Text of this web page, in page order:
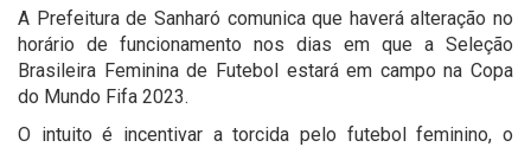
A Prefeitura de Sanharó comunica que haverá alteração no
horário de funcionamento nos dias em que a Seleção
Brasileira Feminina de Futebol estará em campo na Copa
do Mundo Fifa 2023.
O intuito é incentivar a torcida pelo futebol feminino, o